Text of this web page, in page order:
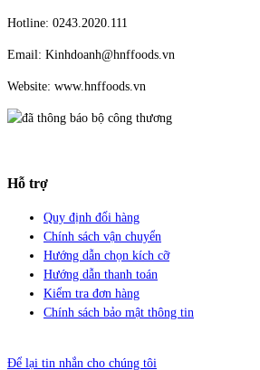
Hotline: 0243.2020.111
Email: Kinhdoanh@hnffoods.vn
Website: www.hnffoods.vn
Hỗ trợ
Quy định đổi hàng
Chính sách vận chuyển
Hướng dẫn chọn kích cỡ
Hướng dẫn thanh toán
Kiểm tra đơn hàng
Chính sách bảo mật thông tin
Để lại tin nhắn cho chúng tôi